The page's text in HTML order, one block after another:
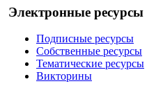
Электронные ресурсы
Подписные ресурсы
Собственные ресурсы
Тематические ресурсы
Викторины